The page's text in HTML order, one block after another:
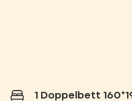
1 Doppelbett